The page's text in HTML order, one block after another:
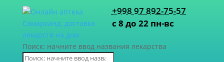
+998 97 892-75-57
с 8 до 22 пн-вс
Поиск: начните ввод названия лекарства